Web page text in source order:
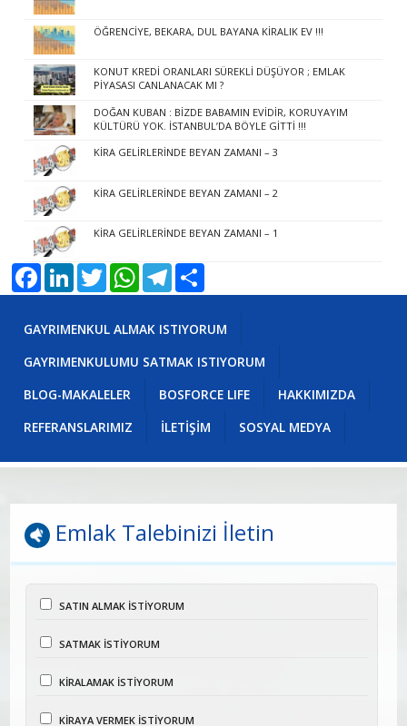
ÖĞRENCİYE, BEKARA, DUL BAYANA KİRALIK EV !!!
KONUT KREDİ ORANLARI SÜREKLİ DÜŞÜYOR ; EMLAK
PİYASASI CANLANACAK MI ?
DOĞAN KUBAN : BİZDE BABAMIN EVİDİR, KORUYAYIM
KÜLTÜRÜ YOK. İSTANBUL’DA BÖYLE GİTTİ !!!
KİRA GELİRLERİNDE BEYAN ZAMANI – 3
KİRA GELİRLERİNDE BEYAN ZAMANI – 2
KİRA GELİRLERİNDE BEYAN ZAMANI – 1
GAYRIMENKUL ALMAK ISTIYORUM
GAYRIMENKULUMU SATMAK ISTIYORUM
BLOG-MAKALELER
BOSFORCE LIFE
HAKKIMIZDA
REFERANSLARIMIZ
İLETİŞİM SOSYAL MEDYA
Emlak Talebinizi İletin
SATIN ALMAK İSTİYORUM
SATMAK İSTİYORUM
KİRALAMAK İSTİYORUM
KİRAYA VERMEK İSTİYORUM
FacebookLinkedInTwitter WhatsAppTelegram